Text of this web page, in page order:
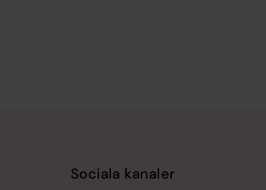
Sociala kanaler